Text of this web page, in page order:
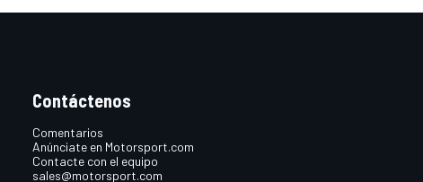
Contáctenos
Comentarios
Anúnciate en Motorsport.com
Contacte con el equipo
sales@motorsport.com